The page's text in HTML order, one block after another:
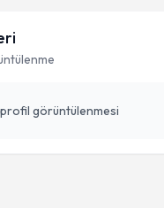
profil görüntülenmesi